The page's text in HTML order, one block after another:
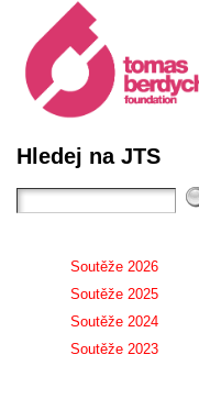
Hledej na JTS
Soutěže 2026
Soutěže 2025
Soutěže 2024
Soutěže 2023